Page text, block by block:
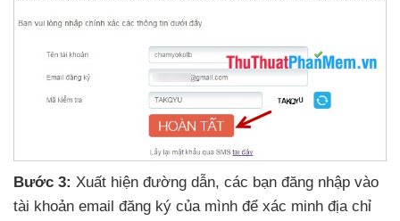
Bước 3: Xuất hiện đường dẫn, các bạn đăng nhập vào
tài khoản email đăng ký của mình để xác minh địa chỉ